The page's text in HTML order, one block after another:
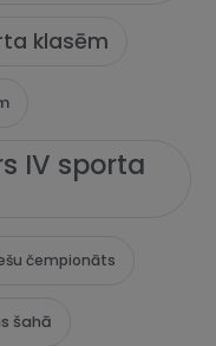
klasēm
IV sporta
čempionāts
šahā